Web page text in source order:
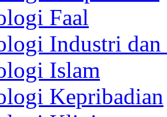
Faal
Industri dan
Islam
Kepribadian